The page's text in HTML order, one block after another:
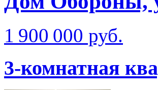
1 900 000 руб.
3-комнатная